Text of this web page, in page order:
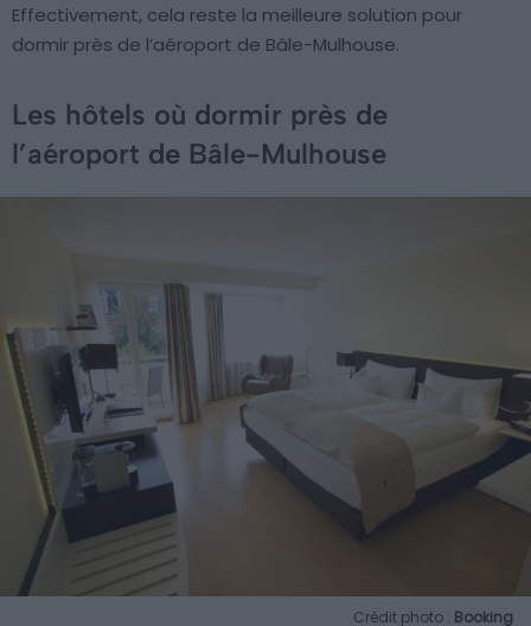
Effectivement, cela reste la meilleure solution pour
dormir près de l’aéroport de Bâle-Mulhouse.
Les hôtels où dormir près de
l’aéroport de Bâle-Mulhouse
Crédit photo : Booking